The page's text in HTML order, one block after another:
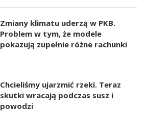
Zmiany klimatu uderzą w PKB.
Problem w tym, że modele
pokazują zupełnie różne rachunki
Chcieliśmy ujarzmić rzeki. Teraz
skutki wracają podczas susz i
powodzi